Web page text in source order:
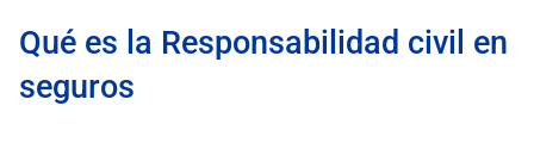
Qué es la Responsabilidad civil en
seguros